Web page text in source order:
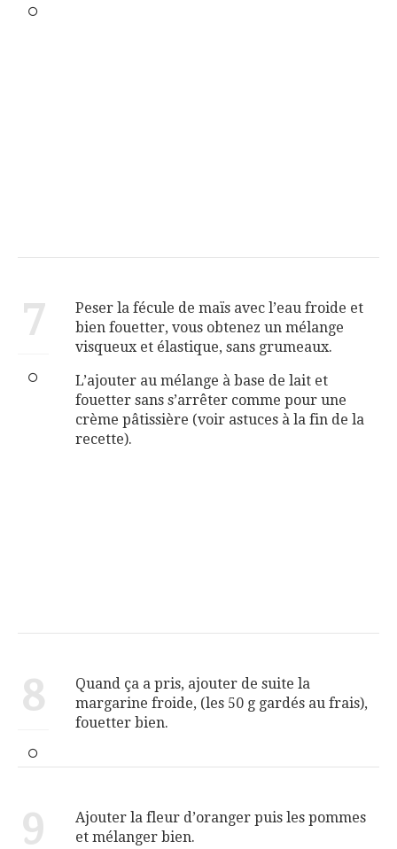
7
Peser la fécule de maïs avec l’eau froide et
bien fouetter, vous obtenez un mélange
visqueux et élastique, sans grumeaux.
L’ajouter au mélange à base de lait et
fouetter sans s’arrêter comme pour une
crème pâtissière (voir astuces à la fin de la
recette).
8
Quand ça a pris, ajouter de suite la
margarine froide, (les 50 g gardés au frais),
fouetter bien.
9
Ajouter la fleur d’oranger puis les pommes
et mélanger bien.